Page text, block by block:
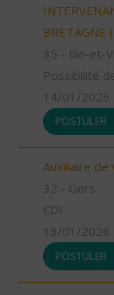
BRETAGNE
35 - Ille-et-
Possibilité
14/01/2026
POSTULER
Auxiliaire
32 - Gers
CDI
13/01/2026
POSTULER